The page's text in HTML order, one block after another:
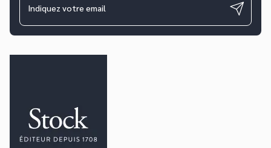
Indiquez votre email